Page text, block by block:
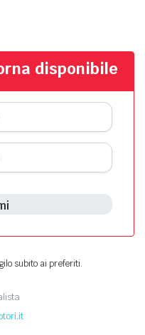
disponibile
subito ai preferiti.